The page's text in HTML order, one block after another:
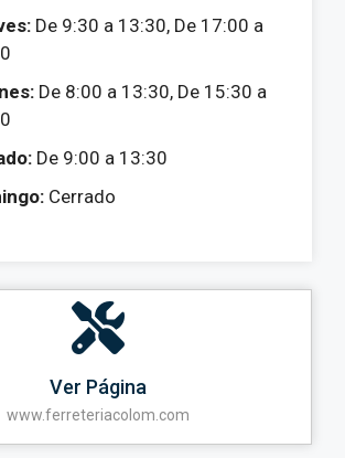
De 9:30 a 13:30, De 17:00 a
De 8:00 a 13:30, De 15:30 a
De 9:00 a 13:30
Cerrado
Ver Página
www.ferreteriacolom.com